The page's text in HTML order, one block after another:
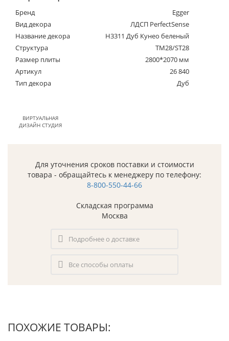
Бренд
Egger
Вид декора
ЛДСП PerfectSense
Название декора
H3311 Дуб Кунео беленый
Структура
TM28/ST28
Размер плиты
2800*2070 мм
Артикул
26 840
Тип декора
Дуб
ВИРТУАЛЬНАЯ
ДИЗАЙН СТУДИЯ
Для уточнения сроков поставки и стоимости
товара - обращайтесь к менеджеру по телефону:
8-800-550-44-66
Складская программа
Москва
Подробнее о доставке
Все способы оплаты
ПОХОЖИЕ ТОВАРЫ: